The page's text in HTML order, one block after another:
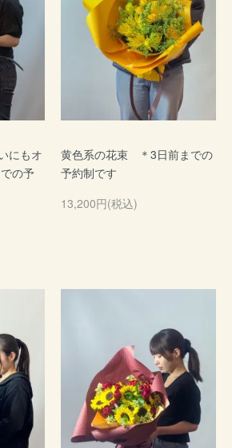
にもオ
の予
黄色系の花束 ＊3日前までの
予約制です
13,200円(税込)